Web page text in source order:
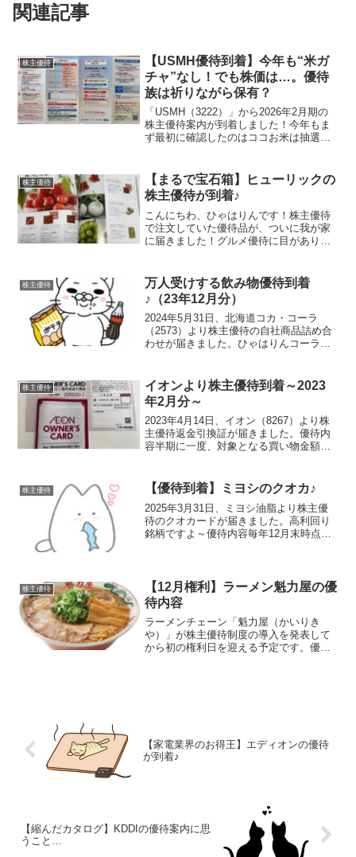
関連記事
株主優待
【USMH優待到着】今年も“米ガ
チャ”なし！でも株価は…。優待
族は祈りながら保有？
「USMH（3222）」から2026年2月期の
株主優待案内が到着しました！今年もま
ず最初に確認したのはココお米は抽選
が、昨今のコメ余り報道の通り申込者全
員に行き渡るよう...
株主優待
【まるで宝石箱】ヒューリックの
株主優待が到着♪
こんにちわ、ひゃはりんです！株主優待
で注文していた優待品が、ついに我が家
に届きました！グルメ優待に目がありま
「佐藤錦」！箱を開けるとびっしりと詰
まった宝石たち。おいし...
株主優待
万人受けする飲み物優待到着
♪（23年12月分）
2024年5月31日、北海道コカ・コーラ
（2573）より株主優待の自社商品詰め合
わせが届きました。ひゃはりんコーラと
とコカ・コーラの商品（飲み物）が年に2
回いただけ...
株主優待
イオンより株主優待到着～2023
年2月分～
2023年4月14日、イオン（8267）より株
主優待返金引換証が届きました。優待内
容半期に一度、対象となる買い物金額と
～499株3％500～999株4％1000～2...
株主優待 【優待到着】ミヨシのクオカ♪
2025年3月31日、ミヨシ油脂より株主優
待のクオカードが届きました。高利回り
銘柄ですよ～優待内容毎年12月末時点の
銘柄情報...
株主優待
【12月権利】ラーメン魁力屋の優
待内容
ラーメンチェーン「魁力屋（かいりき
や）」が株主優待制度の導入を発表して
から初の権利日を迎える予定です。優待
【家電業界のお得王】エディオンの優待
が到着♪
【縮んだカタログ】KDDIの優待案内に思
うこと…